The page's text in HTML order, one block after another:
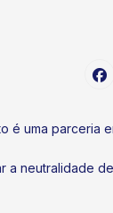
é uma parceria
a neutralidade